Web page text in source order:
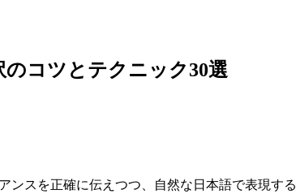
コツとテクニック30選
ンスを正確に伝えつつ、自然な日本語で表現する